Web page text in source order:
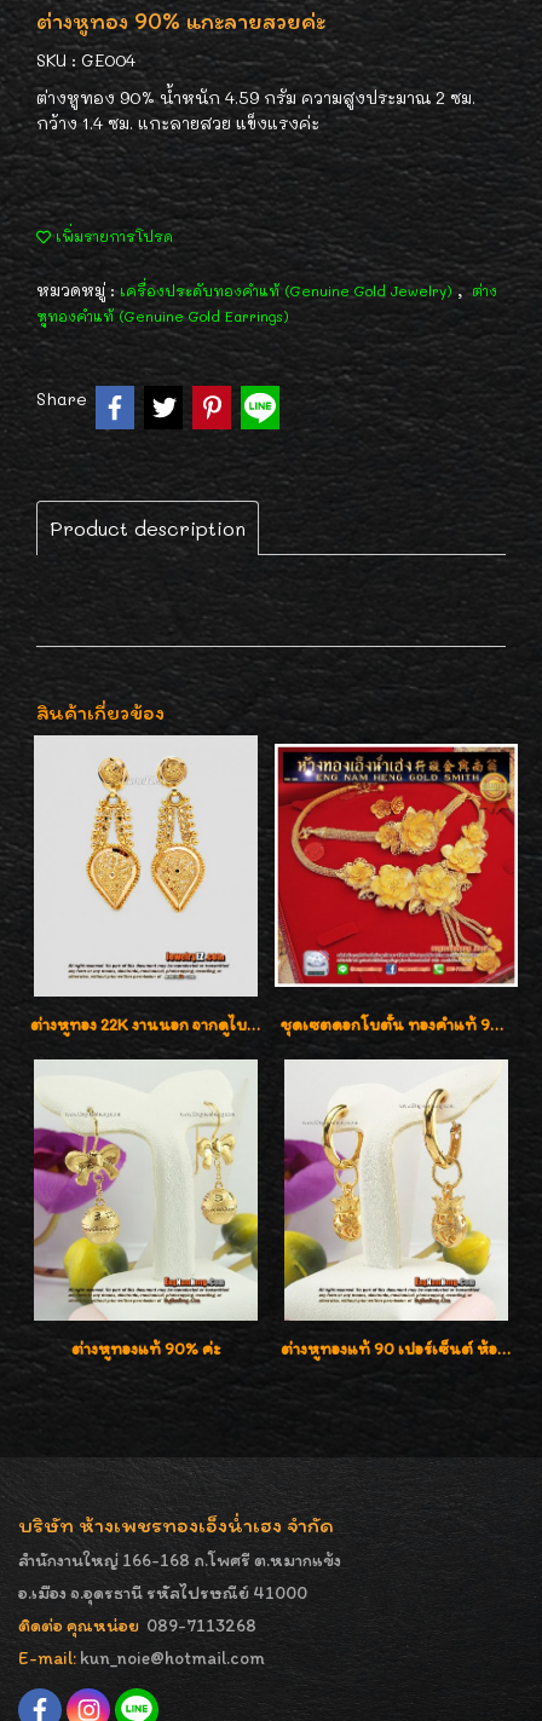
ต่างหูทอง 90% แกะลายสวยค่ะ
SKU : GE004
ต่างหูทอง 90% น้ำหนัก 4.59 กรัม ความสูงประมาณ 2 ซม.
กว้าง 1.4 ซม. แกะลายสวย แข็งแรงค่ะ
เพิ่มรายการโปรด
หมวดหมู่ :เครื่องประดับทองคำแท้ (Genuine Gold Jewelry) , ต่าง
หูทองคำแท้ (Genuine Gold Earrings)
Share
Product description
สินค้าเกี่ยวข้อง
ต่างหูทอง 22K งานนอก จากดูไบ น่ารักน่าสะสมค่ะ ชุดเซตดอกโบตั๋น ทองคำแท้ 99.99%
ต่างหูทองแท้ 90% ค่ะ ต่างหูทองแท้ 90 เปอร์เซ็นต์ ห้อยถุงทอง ใส่ได้ 2 แบบค่ะ
บริษัท ห้างเพชรทองเอ็งน่ำเฮง จำกัด
สำนักงานใหญ่ 166-168 ถ.โพศรี ต.หมากแข้ง
อ.เมือง จ.อุดรธานี รหัสไปรษณีย์ 41000
ติดต่อ คุณหน่อย 089-7113268
E-mail: kun_noie@hotmail.com